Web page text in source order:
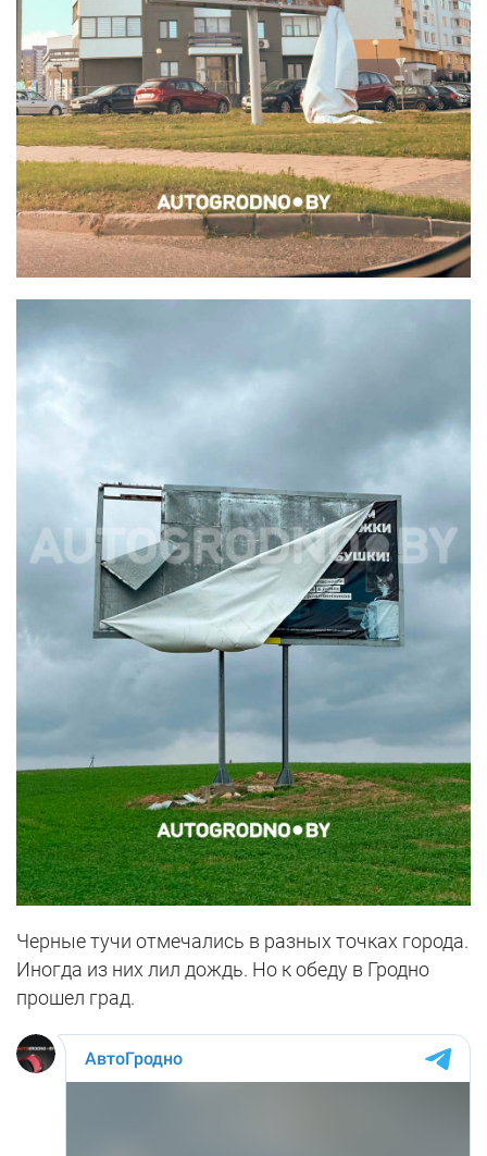
Черные тучи отмечались в разных точках города.
Иногда из них лил дождь. Но к обеду в Гродно
прошел град.